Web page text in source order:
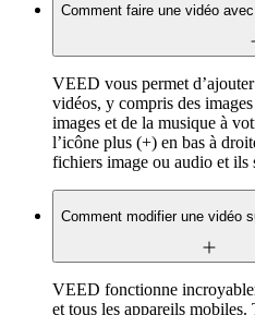
Comment faire une vidéo
VEED vous permet
vidéos, y compris des
images et de la musique à
l’icône plus (+) en bas à
fichiers image ou audio et ils
Comment modifier une vidéo
VEED fonctionne
et tous les appareils